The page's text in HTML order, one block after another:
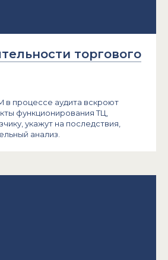
торгового
в процессе аудита вскроют
функционирования ТЦ,
укажут на последствия,
анализ.